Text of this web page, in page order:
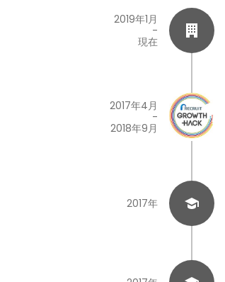
2019年1月
-
現在
2017年4月
-
2018年9月
2017年